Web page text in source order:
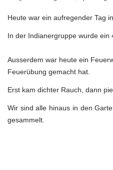
Heute war ein aufregender Tag
In der Indianergruppe wurde ein
Ausserdem war heute ein
Feuerübung gemacht hat.
Erst kam dichter Rauch, dann
Wir sind alle hinaus in den
gesammelt.